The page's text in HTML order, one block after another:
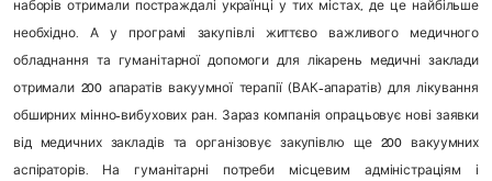
наборів отримали постраждалі українці у тих містах, де це найбільше
необхідно. А у програмі закупівлі життєво важливого медичного
обладнання та гуманітарної допомоги для лікарень медичні заклади
отримали 200 апаратів вакуумної терапії (ВАК-апаратів) для лікування
обширних мінно-вибухових ран. Зараз компанія опрацьовує нові заявки
від медичних закладів та організовує закупівлю ще 200 вакуумних
аспіраторів. На гуманітарні потреби місцевим адміністраціям і